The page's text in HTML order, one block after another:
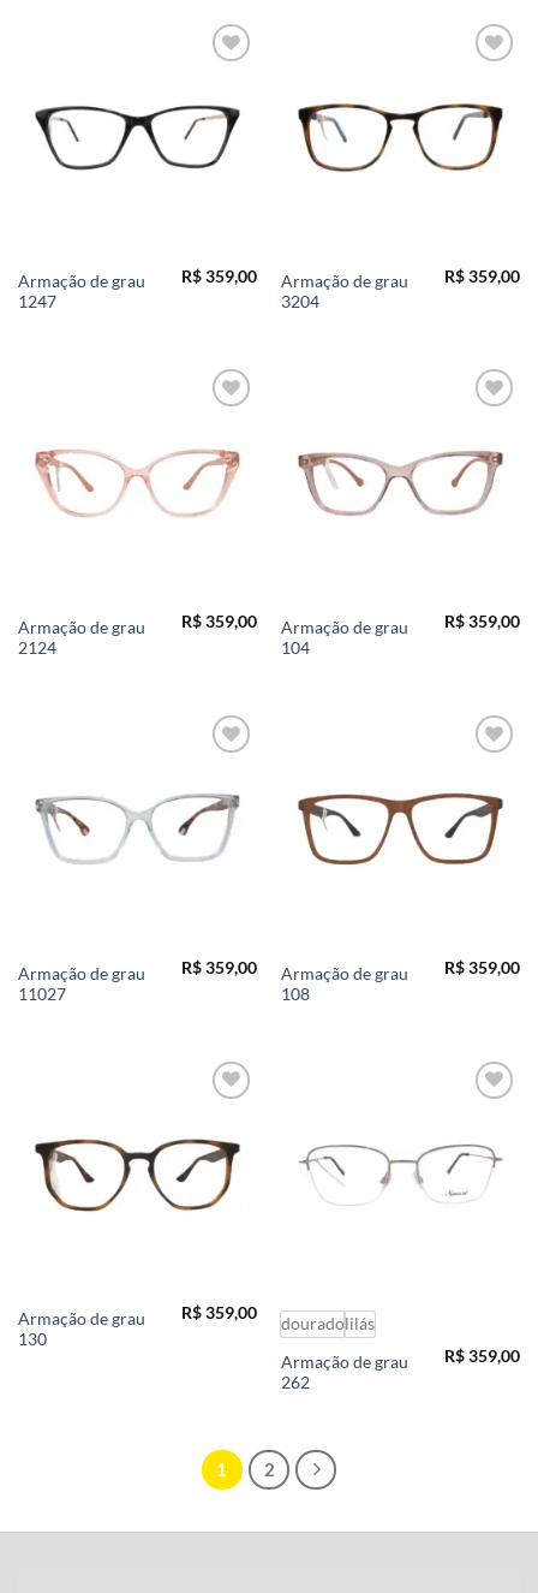
Armação de grau
1247
R$359,00
Armação de grau
3204
R$359,00
Armação de grau
2124
R$359,00
Armação de grau
104
R$359,00
Armação de grau
11027
R$359,00
Armação de grau
108
R$359,00
Armação de grau
130
R$359,00
douradolilás
Armação de grau
262
R$359,00
1 2